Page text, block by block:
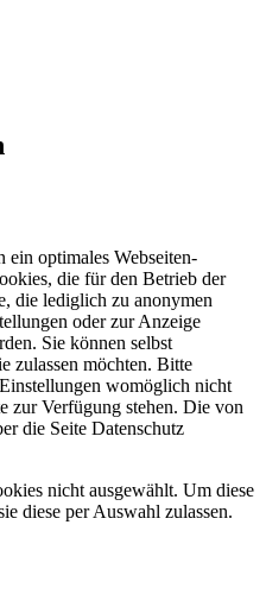
optimales Webseiten-
die für den Betrieb der
die lediglich zu anonymen
oder zur Anzeige
Sie können selbst
zulassen möchten. Bitte
womöglich nicht
zur Verfügung stehen. Die von
die Seite Datenschutz
nicht ausgewählt. Um diese
diese per Auswahl zulassen.